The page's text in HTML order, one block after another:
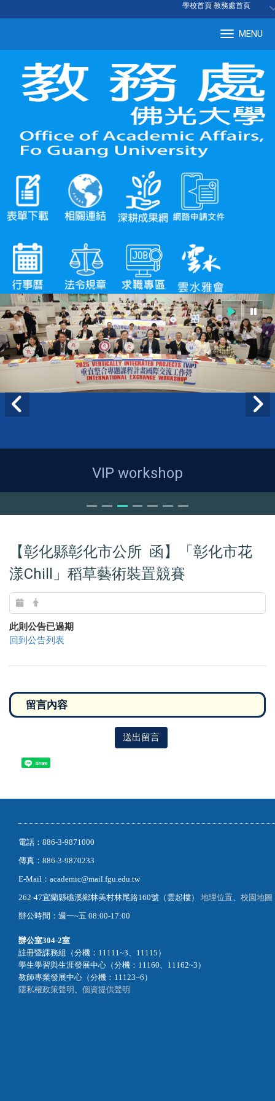
學校首頁 教務處首頁
MENU
VIP workshop
【彰化縣彰化市公所 函】「彰化市花
漾Chill」稻草藝術裝置競賽
此則公告已過期
回到公告列表
送出留言
Share
電話：886-3-9871000
傳真：886-3-9870233
E-Mail：academic@mail.fgu.edu.tw
262-47宜蘭縣礁溪鄉林美村林尾路160號（雲起樓） 地理位置
校園地圖
辦公時間：週一~五 08:00-17:00
辦公室304-2室
註冊暨課務組（分機：11111~3、11115）
學生學習與生涯發展中心（分機：11160、11162~3）
教師專業發展中心（分機：11123~6）
隱私權政策聲明
個資提供聲明